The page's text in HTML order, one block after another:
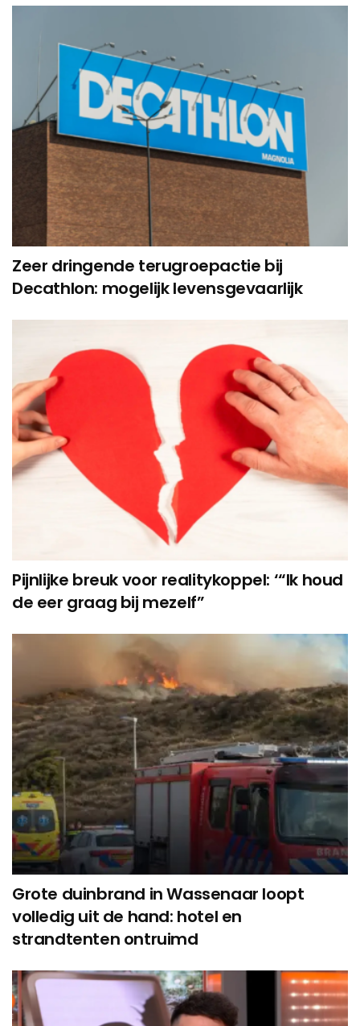
Zeer dringende terugroepactie bij
Decathlon: mogelijk levensgevaarlijk
Pijnlijke breuk voor realitykoppel: ‘“Ik houd
de eer graag bij mezelf”
Grote duinbrand in Wassenaar loopt
volledig uit de hand: hotel en
strandtenten ontruimd